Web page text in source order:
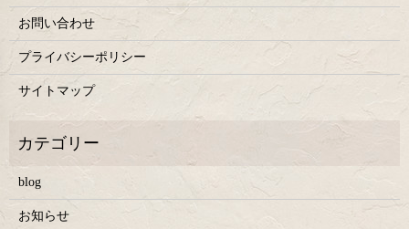
お問い合わせ
プライバシーポリシー
サイトマップ
blog
お知らせ